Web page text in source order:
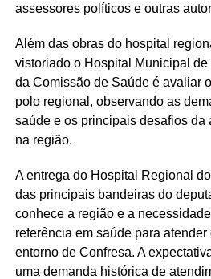
assessores políticos e outras
Além das obras do hospital
vistoriado o Hospital Municipal
da Comissão de Saúde é avaliar
polo regional, observando as
saúde e os principais desafios da
na região.
A entrega do Hospital Regional
das principais bandeiras do
conhece a região e a
referência em saúde para
entorno de Confresa. A
uma demanda histórica de